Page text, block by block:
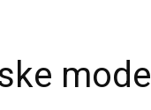
mode